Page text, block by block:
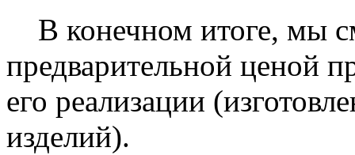
В конечном итоге, мы
предварительной ценой
его реализации
изделий).